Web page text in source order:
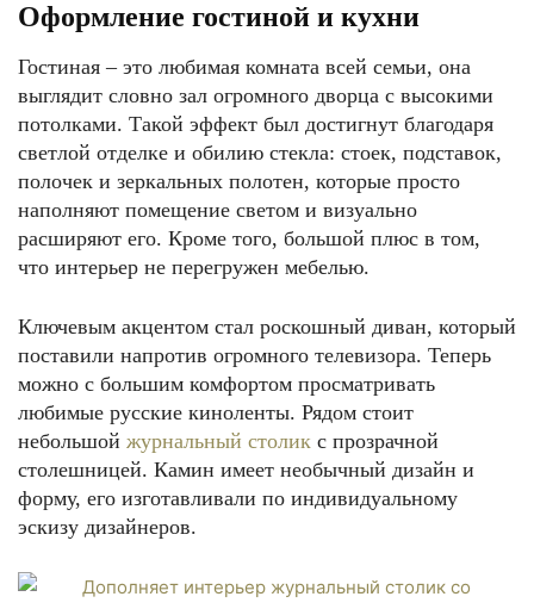
Оформление гостиной и кухни
Гостиная – это любимая комната всей семьи, она
выглядит словно зал огромного дворца с высокими
потолками. Такой эффект был достигнут благодаря
светлой отделке и обилию стекла: стоек, подставок,
полочек и зеркальных полотен, которые просто
наполняют помещение светом и визуально
расширяют его. Кроме того, большой плюс в том,
что интерьер не перегружен мебелью.
Ключевым акцентом стал роскошный диван, который
поставили напротив огромного телевизора. Теперь
можно с большим комфортом просматривать
любимые русские киноленты. Рядом стоит
небольшой журнальный столик с прозрачной
столешницей. Камин имеет необычный дизайн и
форму, его изготавливали по индивидуальному
эскизу дизайнеров.